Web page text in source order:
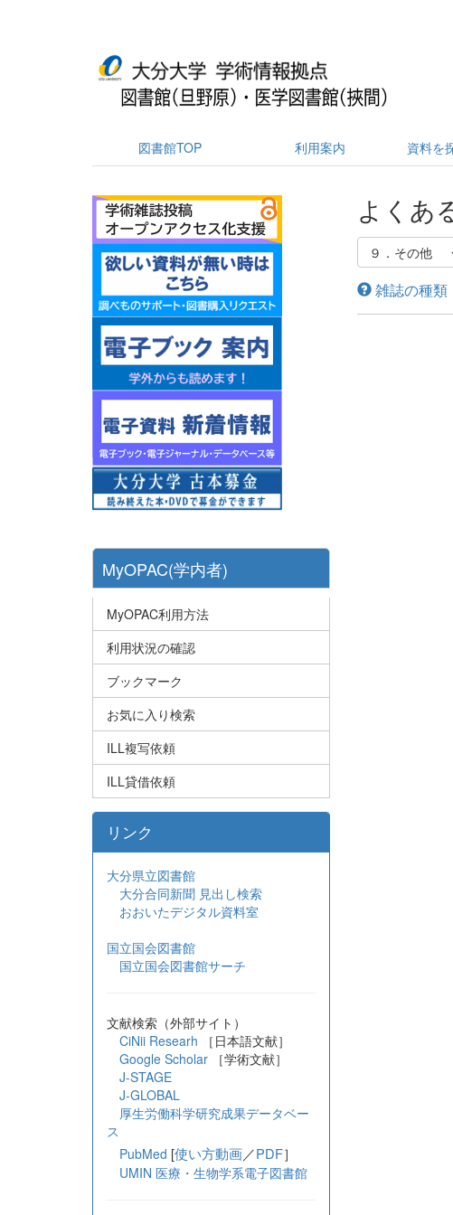
図書館TOP 利用案内 資料を
よくあ
９．その他
雑誌の種類
MyOPAC(学内者)
MyOPAC利用方法
利用状況の確認
ブックマーク
お気に入り検索
ILL複写依頼
ILL貸借依頼
リンク
大分県立図書館
大分合同新聞 見出し検索
おおいたデジタル資料室
国立国会図書館
国立国会図書館サーチ
文献検索（外部サイト）
CiNii Researh ［日本語文献］
Google Scholar
［学術文献］
J-STAGE
J-GLOBAL
厚生労働科学研究成果データベー
ス
PubMed [使い方動画／PDF］
UMIN 医療・生物学系電子図書館